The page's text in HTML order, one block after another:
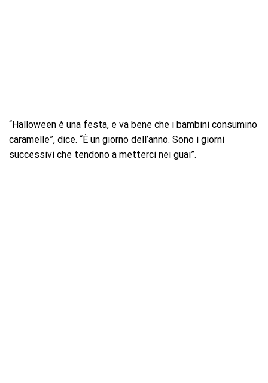
“Halloween è una festa, e va bene che i bambini consumino
caramelle”, dice. “È un giorno dell’anno. Sono i giorni
successivi che tendono a metterci nei guai”.